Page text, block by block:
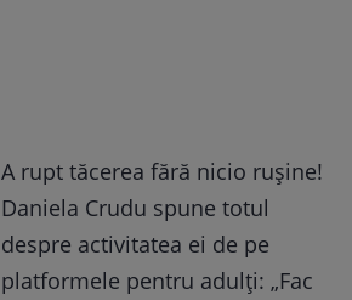
A rupt tăcerea fără nicio rușine!
Daniela Crudu spune totul
despre activitatea ei de pe
platformele pentru adulți: „Fac